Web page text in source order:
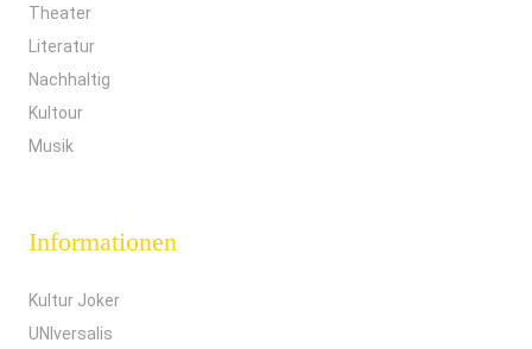
Theater
Literatur
Nachhaltig
Kultour
Musik
Informationen
Kultur Joker
UNIversalis